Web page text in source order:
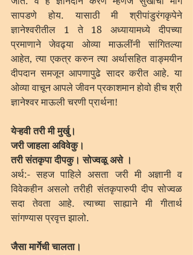
सापडणे होय. यासाठी मी श्रीपांडुरंगकृपेने
ज्ञानेश्वरीतील 1 ते 18 अध्यायामध्ये दीपच्या
प्रमाणाने जेवढ्या ओव्या माऊलींनी सांगितल्या
आहेत, त्या एकत्र करुन त्या अर्थासहित वाङ्मयीन
दीपदान समजून आपणापुढे सादर करीत आहे. या
ओव्या वाचून आपले जीवन प्रकाशमान होवो हीच श्री
ज्ञानेश्वर माऊली चरणी प्रार्थना!
येऱ्हवी तरी मी मुर्खु।
तरी संतकृपा दीपकु। सोज्वळू असे ।
अर्थ:- सहज पाहिले असता जरी मी अज्ञानी व
विवेकहीन असलो तरीही संतकृपारुपी दीप सोज्वळ
सदा तेवता आहे. त्याच्या साह्याने मी गीतार्थ
सांगण्यास प्रवृत्त झालो.
जैसा मार्गेची चालता।